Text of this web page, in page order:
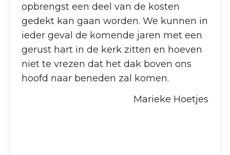
opbrengst een deel van de kosten
gedekt kan gaan worden. We kunnen in
ieder geval de komende jaren met een
gerust hart in de kerk zitten en hoeven
niet te vrezen dat het dak boven ons
hoofd naar beneden zal komen.
Marieke Hoetjes